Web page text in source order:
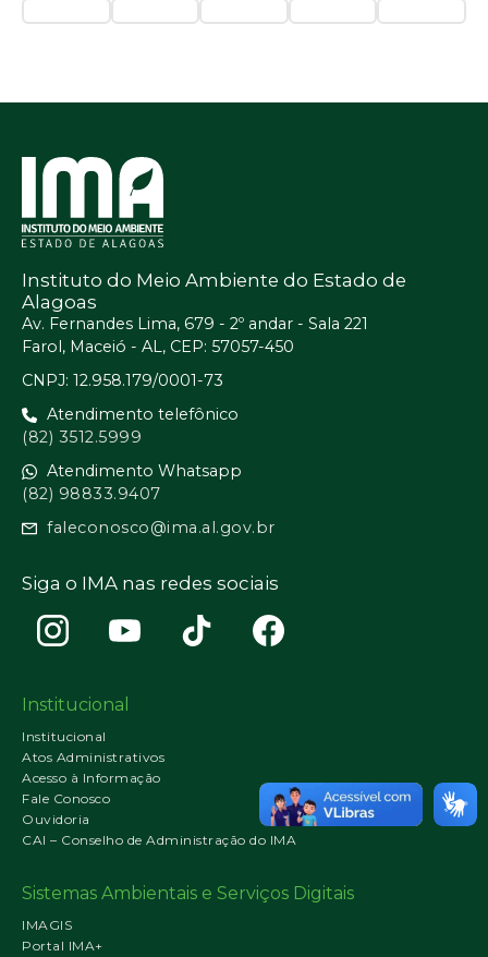
Instituto do Meio Ambiente do Estado de
Alagoas
Av. Fernandes Lima, 679 - 2º andar - Sala 221
Farol, Maceió - AL, CEP: 57057-450
CNPJ: 12.958.179/0001-73
Atendimento telefônico
(82) 3512.5999
Atendimento Whatsapp
(82) 98833.9407
faleconosco@ima.al.gov.br
Siga o IMA nas redes sociais
Institucional
Institucional
Atos Administrativos
Acesso à Informação
Fale Conosco
Ouvidoria
CAI – Conselho de Administração do IMA
Sistemas Ambientais e Serviços Digitais
IMAGIS
Portal IMA+